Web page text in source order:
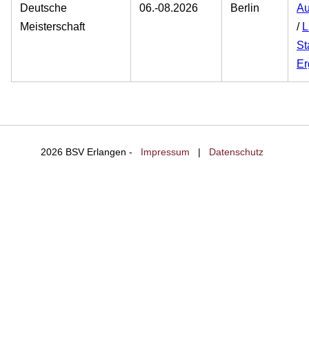
Deutsche
Meisterschaft
06.-08.2026 Berlin
/
2026 BSV Erlangen - Impressum | Datenschutz